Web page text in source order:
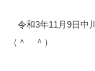
令和3年11月9日中
（＾ ＾）